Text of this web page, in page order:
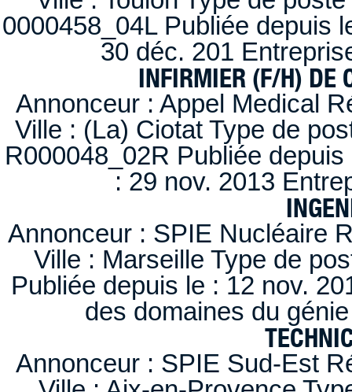
0000458_04L Publiée depuis
30 déc. 201
INFIRMIER (F/H) DE
Annonceur : Appel Medical
Ville : (La) Ciotat Type de
R000048_02R Publiée
: 29 nov. 2013
Annonceur : SPIE Nucléaire
Ville : Marseille Type de
Publiée depuis le : 12 nov.
des domaines du
Annonceur : SPIE Sud-Est